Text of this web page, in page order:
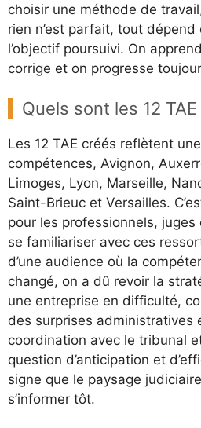
choisir une méthode de
rien n’est parfait, tout
l’objectif poursuivi. On
corrige et on progresse
Quels sont les 12
Les 12 TAE créés reflètent
compétences, Avignon,
Limoges, Lyon, Marseille,
Saint-Brieuc et Versailles.
pour les professionnels,
se familiariser avec ces
d’une audience où la
changé, on a dû revoir la
une entreprise en difficulté,
des surprises administratives
coordination avec le tribunal
question d’anticipation et
signe que le paysage
s’informer tôt.